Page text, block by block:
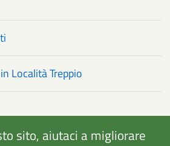
Località Treppio
sito, aiutaci a migliorare